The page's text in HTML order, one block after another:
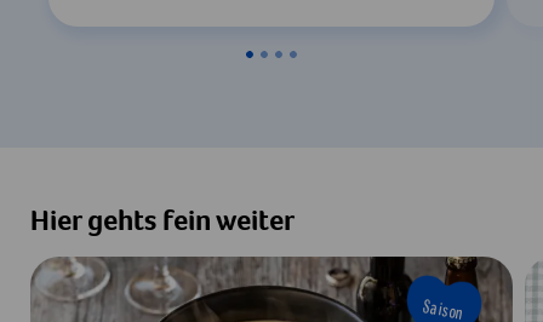
Hier gehts fein weiter
Saison